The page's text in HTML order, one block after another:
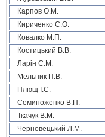
Карпов О.М.
Кириченко С.О.
Ковалко М.П.
Костицький В.В.
Ларін С.М.
Мельник П.В.
Плющ І.С.
Семиноженко В.П.
Ткачук В.М.
Черновецький Л.М.